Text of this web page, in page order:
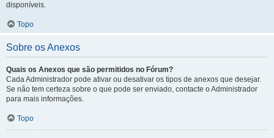
disponíveis.
Topo
Sobre os Anexos
Quais os Anexos que são permitidos no Fórum?
Cada Administrador pode ativar ou desativar os tipos de anexos que desejar.
Se não tem certeza sobre o que pode ser enviado, contacte o Administrador
para mais informações.
Topo